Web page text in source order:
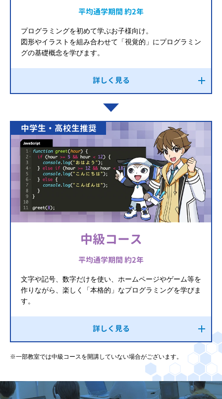
平均通学期間 約2年
プログラミングを初めて学ぶお子様向け。
図形やイラストを組み合わせて「視覚的」にプログラミン
グの基礎概念を学びます。
詳しく見る
中学生・高校生推奨
中級コース
平均通学期間 約2年
文字や記号、数字だけを使い、ホームページやゲーム等を
作りながら、楽しく「本格的」なプログラミングを学びま
す。
詳しく見る
※一部教室では中級コースを開講していない場合がございます。